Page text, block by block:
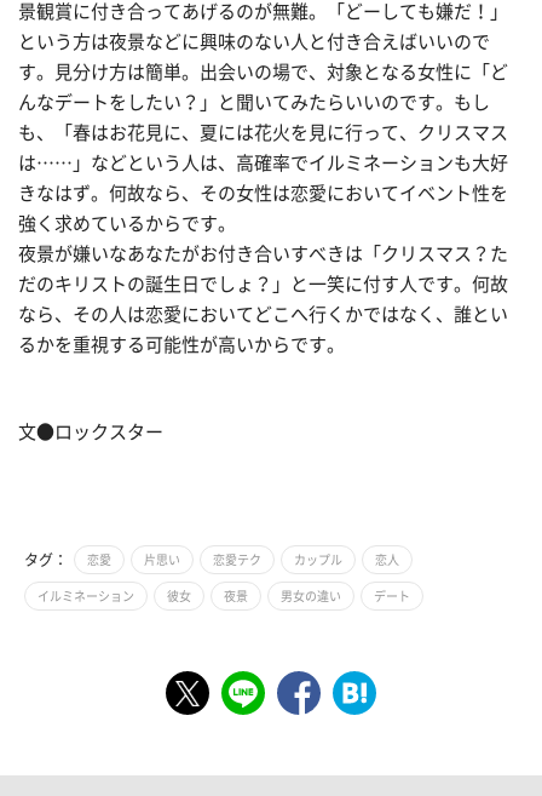
景観賞に付き合ってあげるのが無難。「どーしても嫌だ！」
という方は夜景などに興味のない人と付き合えばいいので
す。見分け方は簡単。出会いの場で、対象となる女性に「ど
んなデートをしたい？」と聞いてみたらいいのです。もし
も、「春はお花見に、夏には花火を見に行って、クリスマス
は……」などという人は、高確率でイルミネーションも大好
きなはず。何故なら、その女性は恋愛においてイベント性を
強く求めているからです。
夜景が嫌いなあなたがお付き合いすべきは「クリスマス？た
だのキリストの誕生日でしょ？」と一笑に付す人です。何故
なら、その人は恋愛においてどこへ行くかではなく、誰とい
るかを重視する可能性が高いからです。
文●ロックスター
タグ： 恋愛 片思い 恋愛テク カップル 恋人
イルミネーション 彼女 夜景 男女の違い デート